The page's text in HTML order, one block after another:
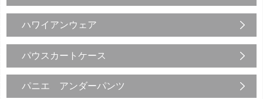
ハワイアンウェア
パウスカートケース
パニエ アンダーパンツ